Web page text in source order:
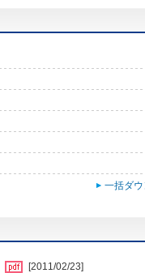
一括ダ
[2011/02/23]